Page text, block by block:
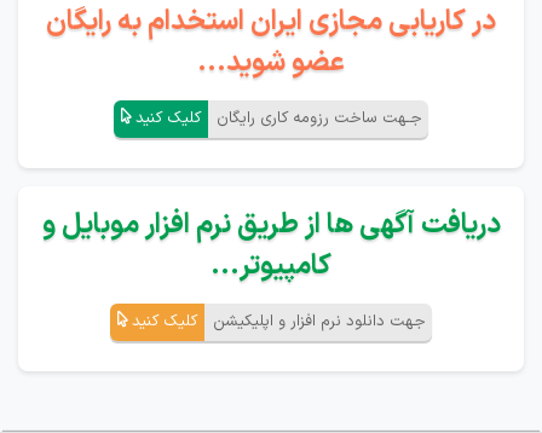
در کاریابی مجازی ایران استخدام به رایگان
عضو شوید...
جـهت ساخت رزومه کاری رایگان کلیک کنید
دریافت آگهی ها از طریق نرم افزار موبایل و
کامپیوتر...
جهت دانلود نرم افزار و اپلیکیشن کلیک کنید